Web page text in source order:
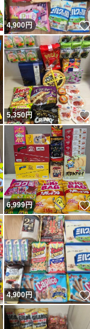
いいね！
4,900円
いいね！
5,350円
いいね！
6,999円
いいね！
4,900円